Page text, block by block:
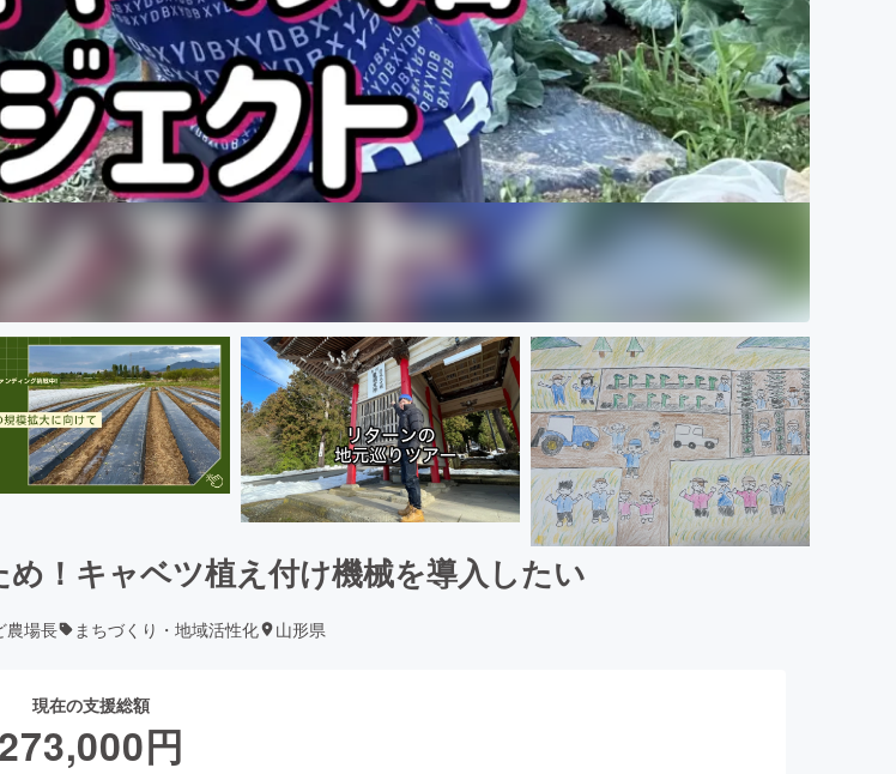
め！キャベツ植え付け機械を導入したい
農場長 まちづくり・地域活性化 山形県
現在の支援総額
273,000円